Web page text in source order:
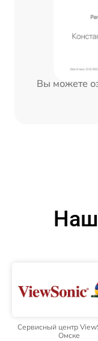
Вы можете
Сервисный центр
Омске